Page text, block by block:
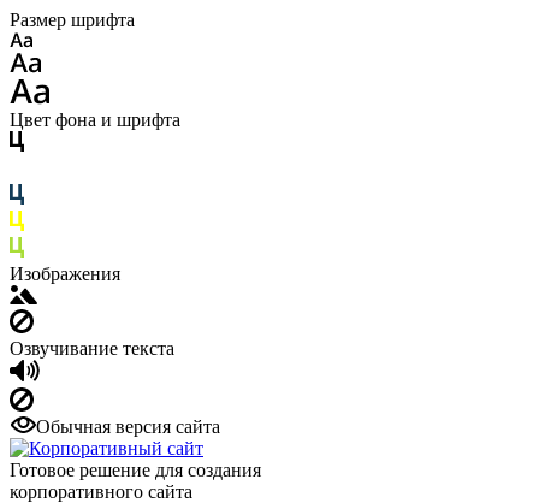
Размер шрифта
Цвет фона и шрифта
Изображения
Озвучивание текста
Обычная версия сайта
Готовое решение для создания
корпоративного сайта